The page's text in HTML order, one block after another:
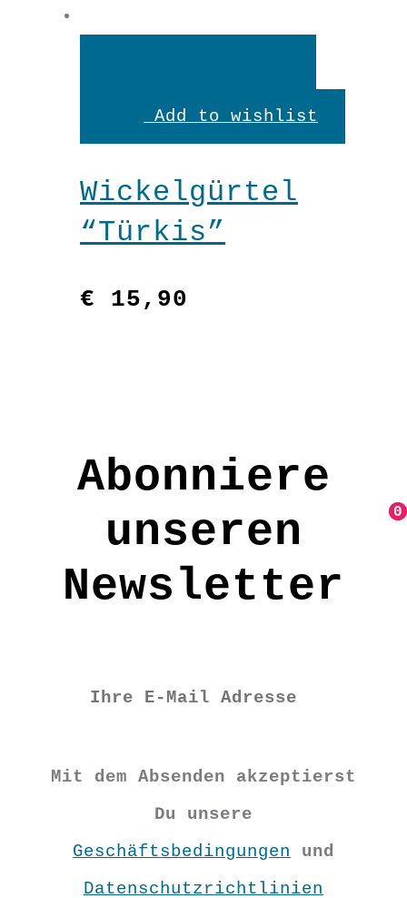
0
0
den
Add to wishlist
Wickelgürtel
“Türkis”
€ 15,90
Abonniere
unseren
Newsletter
Mit dem Absenden akzeptierst
Du unsere
Geschäftsbedingungen und
Datenschutzrichtlinien